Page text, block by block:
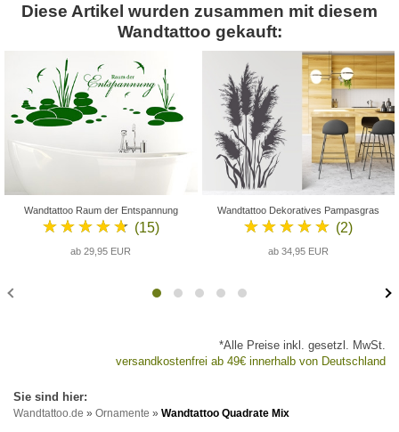
Diese Artikel wurden zusammen mit diesem
Wandtattoo gekauft:
Wandtattoo Raum der Entspannung
★★★★★ (15)
ab 29,95 EUR
Wandtattoo Dekoratives Pampasgras
★★★★★ (2)
ab 34,95 EUR
*Alle Preise inkl. gesetzl. MwSt.
versandkostenfrei ab 49€ innerhalb von Deutschland
Wandtattoo.de » Ornamente » Wandtattoo Quadrate Mix